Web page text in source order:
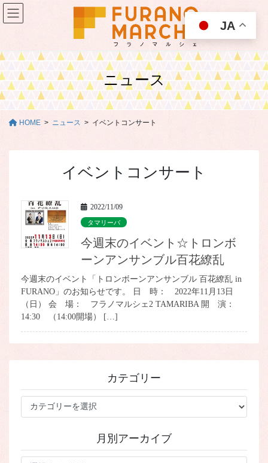
コ
ン
ツ
移
動
ナ
ビ
シ
ン
に
ニュース
HOME ニュース イベントコンサート
イベントコンサート
2022/11/09
タマリーバ
今週末のイベント☆トロンボ
ーンアンサンブル百花繚乱
今週末のイベント「トロンボーンアンサンブル 百花繚乱 in
FURANO」のお知らせです。 日 時： 2022年11月13日
（日） 会 場： フラノマルシェ2 TAMARIBA 開 演：
14:30 （14:00開場） […]
カテゴリー
ー
月別アーカイブ
JA